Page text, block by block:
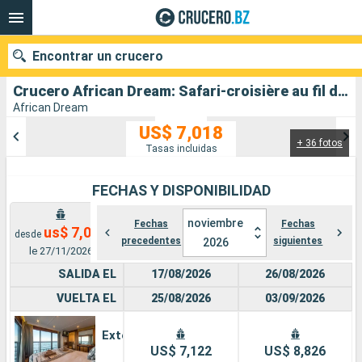
Crucero African Dream: Safari-croisière au fil du Zambèze - Afrique du Sud, Botswana, Namibie, Zimbabwe salida desde Johannesburgo
African Dream
+ 36 fotos
US$ 7,018
Tasas incluidas
FECHAS Y DISPONIBILIDAD
desde us$ 7,018
le 27/11/2026
Fechas
precedentes
noviembre
2026
Fechas
siguientes
SALIDA EL
VUELTA EL
Exterior
17/08/2026
25/08/2026
US$ 7,122
26/08/2026
03/09/2026
US$ 8,826
Encontrar un crucero
Puertos Compañías
Buscar